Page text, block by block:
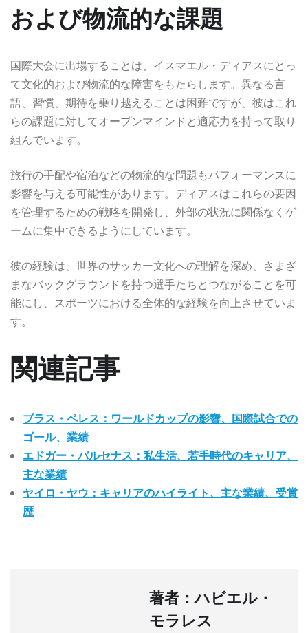
および物流的な課題
国際大会に出場することは、イスマエル・ディアスにとっ
て文化的および物流的な障害をもたらします。異なる言
語、習慣、期待を乗り越えることは困難ですが、彼はこれ
らの課題に対してオープンマインドと適応力を持って取り
組んでいます。
旅行の手配や宿泊などの物流的な問題もパフォーマンスに
影響を与える可能性があります。ディアスはこれらの要因
を管理するための戦略を開発し、外部の状況に関係なくゲ
ームに集中できるようにしています。
彼の経験は、世界のサッカー文化への理解を深め、さまざ
まなバックグラウンドを持つ選手たちとつながることを可
能にし、スポーツにおける全体的な経験を向上させていま
す。
関連記事
ブラス・ペレス：ワールドカップの影響、国際試合での
ゴール、業績
エドガー・バルセナス：私生活、若手時代のキャリア、
主な業績
ヤイロ・ヤウ：キャリアのハイライト、主な業績、受賞
歴
著者：ハビエル・
モラレス